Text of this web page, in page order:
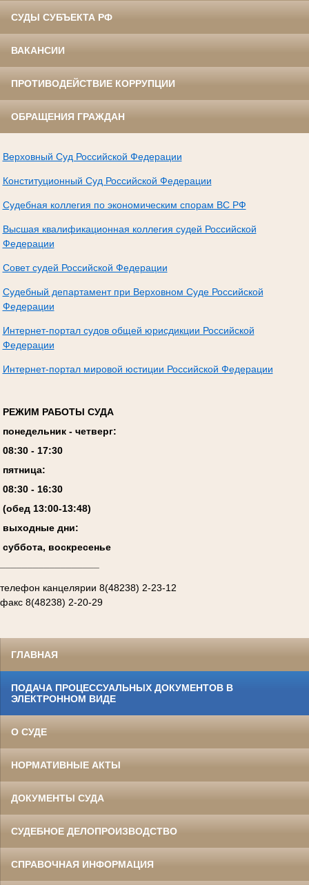
СУДЫ СУБЪЕКТА РФ
ВАКАНСИИ
ПРОТИВОДЕЙСТВИЕ КОРРУПЦИИ
ОБРАЩЕНИЯ ГРАЖДАН
Верховный Суд Российской Федерации
Конституционный Суд Российской Федерации
Судебная коллегия по экономическим спорам ВС РФ
Высшая квалификационная коллегия судей Российской
Федерации
Совет судей Российской Федерации
Судебный департамент при Верховном Суде Российской
Федерации
Интернет-портал судов общей юрисдикции Российской
Федерации
Интернет-портал мировой юстиции Российской Федерации
РЕЖИМ РАБОТЫ СУДА
понедельник - четверг:
08:30 - 17:30
пятница:
08:30 - 16:30
(обед 13:00-13:48)
выходные дни:
суббота, воскресенье
телефон канцелярии 8(48238) 2-23-12
факс 8(48238) 2-20-29
ГЛАВНАЯ
ПОДАЧА ПРОЦЕССУАЛЬНЫХ ДОКУМЕНТОВ В
ЭЛЕКТРОННОМ ВИДЕ
О СУДЕ
НОРМАТИВНЫЕ АКТЫ
ДОКУМЕНТЫ СУДА
СУДЕБНОЕ ДЕЛОПРОИЗВОДСТВО
СПРАВОЧНАЯ ИНФОРМАЦИЯ